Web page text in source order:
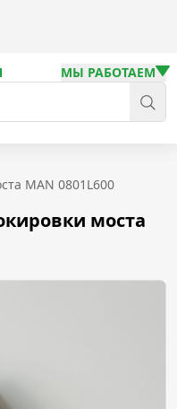
МЫ РАБОТАЕМ
MAN 0801L600
моста